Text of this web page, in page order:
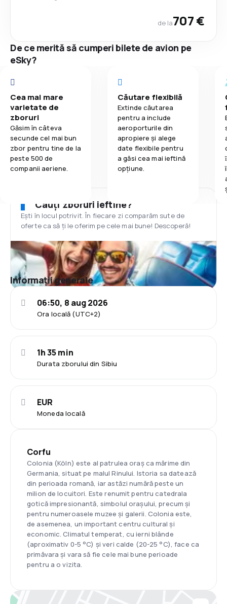
de la707 €
De ce merită să cumperi bilete de avion pe
eSky?
Cea mai mare
varietate de
zboruri
Găsim în câteva
secunde cel mai bun
zbor pentru tine de la
peste 500 de
companii aeriene.
Căutare flexibilă
Extinde căutarea
pentru a include
aeroporturile din
apropiere și alege
date flexibile pentru
a găsi cea mai ieftină
opțiune.
Cauți zboruri ieftine?
Ești în locul potrivit. În fiecare zi comparăm sute de
oferte ca să ți le oferim pe cele mai bune! Descoperă!
Informații generale
Ora locală (UTC+2)
06:50, 8 aug 2026
Durata zborului din Sibiu
1h 35 min
Moneda locală
EUR
Corfu
Colonia (Köln) este al patrulea oraș ca mărime din
Germania, situat pe malul Rinului. Istoria sa datează
din perioada romană, iar astăzi numără peste un
milion de locuitori. Este renumit pentru catedrala
gotică impresionantă, simbolul orașului, precum și
pentru numeroasele muzee și galerii. Colonia este,
de asemenea, un important centru cultural și
economic. Climatul temperat, cu ierni blânde
(aproximativ 0-5 °C) și veri calde (20-25 °C), face ca
primăvara și vara să fie cele mai bune perioade
pentru a o vizita.